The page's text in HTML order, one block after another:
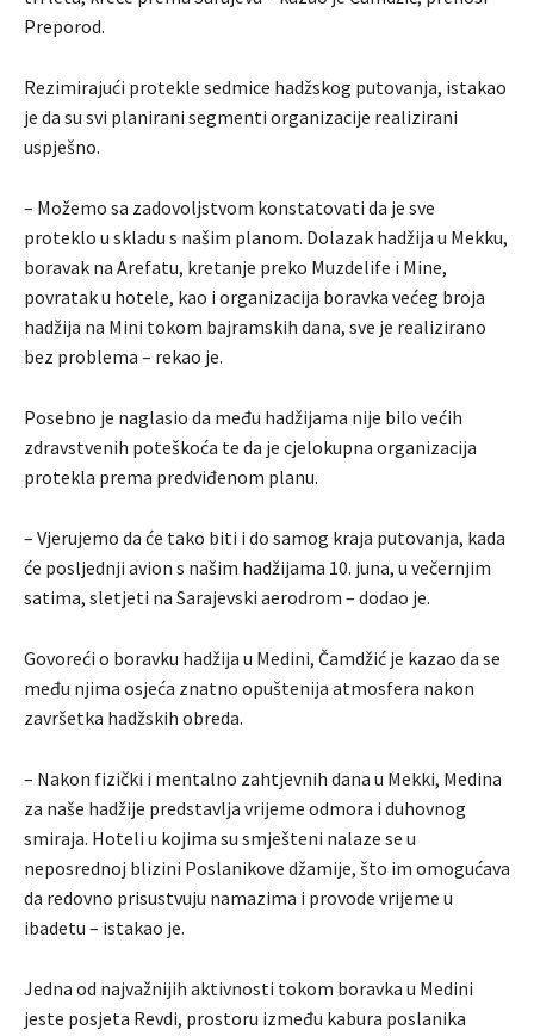
Preporod.
Rezimirajući protekle sedmice hadžskog putovanja, istakao
je da su svi planirani segmenti organizacije realizirani
uspješno.
– Možemo sa zadovoljstvom konstatovati da je sve
proteklo u skladu s našim planom. Dolazak hadžija u Mekku,
boravak na Arefatu, kretanje preko Muzdelife i Mine,
povratak u hotele, kao i organizacija boravka većeg broja
hadžija na Mini tokom bajramskih dana, sve je realizirano
bez problema – rekao je.
Posebno je naglasio da među hadžijama nije bilo većih
zdravstvenih poteškoća te da je cjelokupna organizacija
protekla prema predviđenom planu.
– Vjerujemo da će tako biti i do samog kraja putovanja, kada
će posljednji avion s našim hadžijama 10. juna, u večernjim
satima, sletjeti na Sarajevski aerodrom – dodao je.
Govoreći o boravku hadžija u Medini, Čamdžić je kazao da se
među njima osjeća znatno opuštenija atmosfera nakon
završetka hadžskih obreda.
– Nakon fizički i mentalno zahtjevnih dana u Mekki, Medina
za naše hadžije predstavlja vrijeme odmora i duhovnog
smiraja. Hoteli u kojima su smješteni nalaze se u
neposrednoj blizini Poslanikove džamije, što im omogućava
da redovno prisustvuju namazima i provode vrijeme u
ibadetu – istakao je.
Jedna od najvažnijih aktivnosti tokom boravka u Medini
jeste posjeta Revdi, prostoru između kabura poslanika